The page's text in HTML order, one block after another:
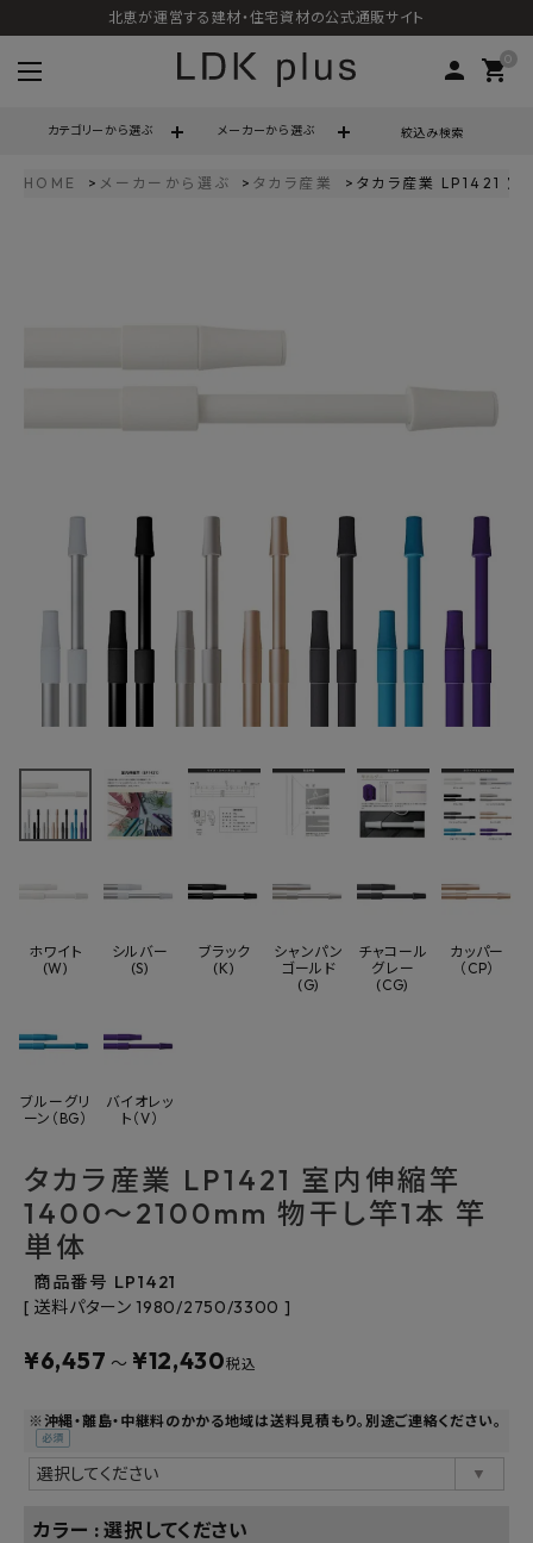
北恵が運営する建材・住宅資材の公式通販サイト
person 0
shopping_cart
カテゴリーから選ぶ メーカーから選ぶ 絞込み検索
ようこそ ゲスト 様
2100mm 物干し
竿1本 竿単体
(税込)
FAX注文はこちらから
メーカーから選ぶ
ご利用ガイド
よくあるご質問
お問い合わせ
メルマガ登録
特定商取引法について
HOME メーカーから選ぶ タカラ産業 タカラ産業 LP1421
ホワイト
(W)
シルバー
(S)
ブラック
(K)
シャンパン
ゴールド
(G)
チャコール
グレー
(CG)
カッパー
（CP）
ブルーグリ
ーン（BG）
バイオレッ
ト（V）
タカラ産業 LP1421 室内伸縮竿
1400～2100mm 物干し竿1本 竿
単体
商品番号 LP1421
送料パターン 1980/2750/3300
¥6,457 〜 ¥12,430税込
※沖縄・離島・中継料のかかる地域は送料見積もり。別途ご連絡ください。
(必
須)
カラー 選択してください